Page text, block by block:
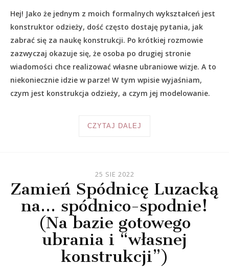
Hej! Jako że jednym z moich formalnych wykształceń jest
konstruktor odzieży, dość często dostaję pytania, jak
zabrać się za naukę konstrukcji. Po krótkiej rozmowie
zazwyczaj okazuje się, że osoba po drugiej stronie
wiadomości chce realizować własne ubraniowe wizje. A to
niekoniecznie idzie w parze! W tym wpisie wyjaśniam,
czym jest konstrukcja odzieży, a czym jej modelowanie.
CZYTAJ DALEJ
25 SIE 2022
Zamień Spódnicę Luzacką
na… spódnico-spodnie!
(Na bazie gotowego
ubrania i “własnej
konstrukcji”)